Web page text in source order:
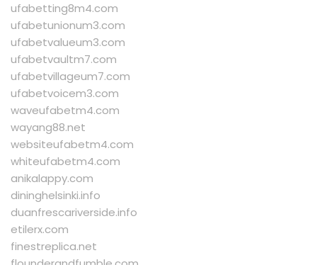
ufabetting8m4.com
ufabetunionum3.com
ufabetvalueum3.com
ufabetvaultm7.com
ufabetvillageum7.com
ufabetvoicem3.com
waveufabetm4.com
wayang88.net
websiteufabetm4.com
whiteufabetm4.com
anikalappy.com
dininghelsinki.info
duanfrescariverside.info
etilerx.com
finestreplica.net